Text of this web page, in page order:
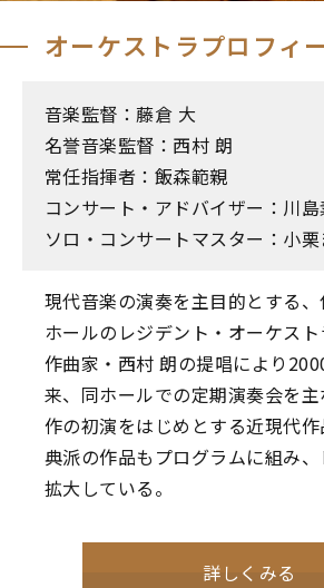
オーケストラプロフィ
音楽監督：藤倉 大
名誉音楽監督：西村 朗
常任指揮者：飯森範親
コンサート・アドバイザー：川
ソロ・コンサートマスター：小
現代音楽の演奏を主目的とする
ホールのレジデント・オーケス
作曲家・西村 朗の提唱により
来、同ホールでの定期演奏会を
作の初演をはじめとする近現代
典派の作品もプログラムに組み
拡大している。
詳しくみる